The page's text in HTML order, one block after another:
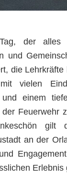
der alles
und
die Lehrkräfte
vielen
und einem
Feuerwehr
gilt
an der
Erlebnis